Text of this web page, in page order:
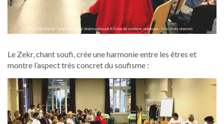
Le Zekr, chant soufi, crée une harmonie entre les êtres et
montre l’aspect très concret du soufisme :